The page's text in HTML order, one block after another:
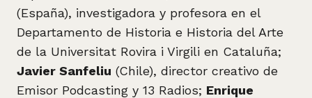
(España), investigadora y profesora en el
Departamento de Historia e Historia del Arte
de la Universitat Rovira i Virgili en Cataluña;
Javier Sanfeliu (Chile), director creativo de
Emisor Podcasting y 13 Radios; Enrique